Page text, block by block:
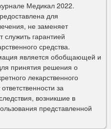
Медикал 2022.
для
не заменяет
служить гарантией
средства.
является обобщающей и
принятия решения о
лекарственного
за
возникшие в
представленной